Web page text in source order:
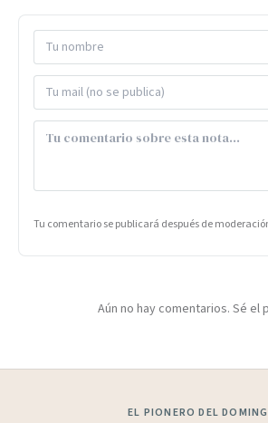
Tu comentario se publicará después de
Aún no hay comentarios. Sé el
EL PIONERO DEL